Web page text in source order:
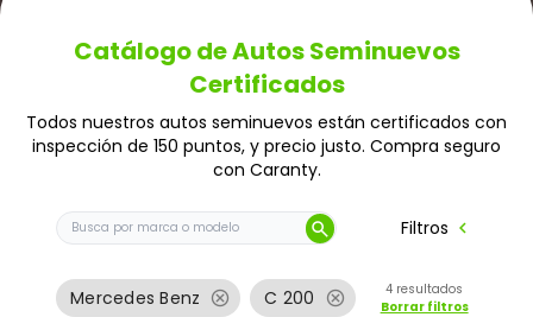
Catálogo de Autos Seminuevos
Certificados
Todos nuestros autos seminuevos están certificados con
inspección de 150 puntos, y precio justo. Compra seguro
con Caranty.
Buscar auto por marca o modelo
search Filtros chevron_left
Mercedes Benz cancel C 200 cancel 4 resultados
Borrar filtros